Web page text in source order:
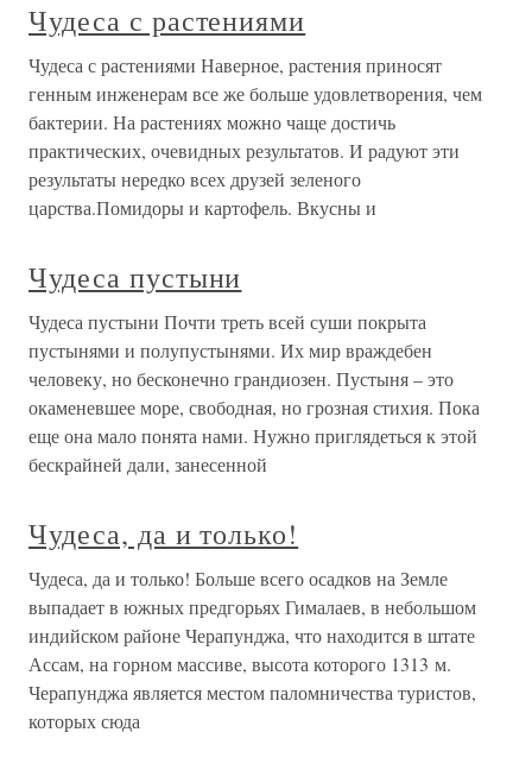
Чудеса с растениями
Чудеса с растениями Наверное, растения приносят
генным инженерам все же больше удовлетворения, чем
бактерии. На растениях можно чаще достичь
практических, очевидных результатов. И радуют эти
результаты нередко всех друзей зеленого
царства.Помидоры и картофель. Вкусны и
Чудеса пустыни
Чудеса пустыни Почти треть всей суши покрыта
пустынями и полупустынями. Их мир враждебен
человеку, но бесконечно грандиозен. Пустыня – это
окаменевшее море, свободная, но грозная стихия. Пока
еще она мало понята нами. Нужно приглядеться к этой
бескрайней дали, занесенной
Чудеса, да и только!
Чудеса, да и только! Больше всего осадков на Земле
выпадает в южных предгорьях Гималаев, в небольшом
индийском районе Черапунджа, что находится в штате
Ассам, на горном массиве, высота которого 1313 м.
Черапунджа является местом паломничества туристов,
которых сюда